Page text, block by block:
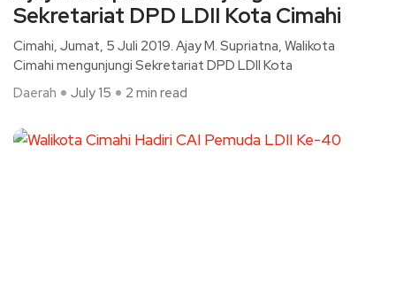
Sekretariat DPD LDII Kota Cimahi
Cimahi, Jumat, 5 Juli 2019. Ajay M. Supriatna, Walikota
Cimahi mengunjungi Sekretariat DPD LDII Kota
Daerah
July 15 2 min read